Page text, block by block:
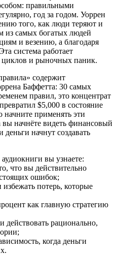
правильными
год за годом. Уоррен
того, как люди теряют и
из самых богатых людей
и везению, а благодаря
система работает
циклов и рыночных паник.
содержит
Баффетта: 30 самых
правил, это концентрат
$5,000 в состояние
применять эти
начнёте видеть финансовый
начнут создавать
вы узнаете:
что вы действительно
ошибок;
потерь, которые
как главную стратегию
действовать рационально,
когда деньги